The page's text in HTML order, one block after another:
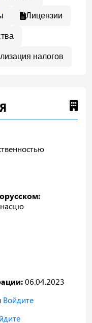
Лицензии
налогов
06.04.2023
Войдите